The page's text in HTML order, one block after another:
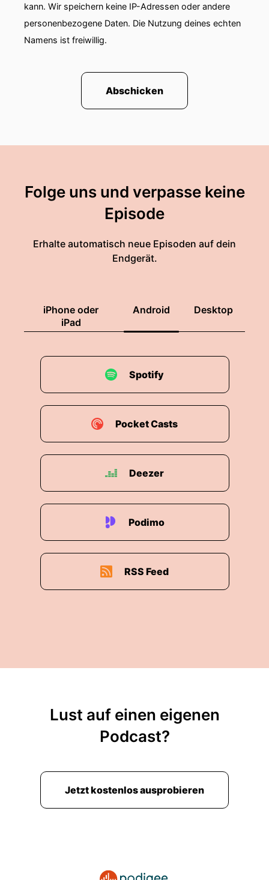
kann. Wir speichern keine IP-Adressen oder andere
personenbezogene Daten. Die Nutzung deines echten
Namens ist freiwillig.
Abschicken
Folge uns und verpasse keine
Episode
Erhalte automatisch neue Episoden auf dein
Endgerät.
iPhone oder
iPad
Android Desktop
Spotify
Pocket Casts
Deezer
Podimo
RSS Feed
Lust auf einen eigenen
Podcast?
Jetzt kostenlos ausprobieren